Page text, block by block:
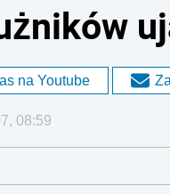
na Youtube
08:59